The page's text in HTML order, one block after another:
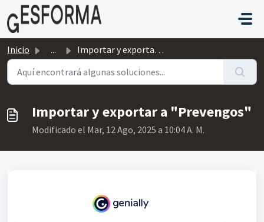
Saltar al contenido principal
Inicio ... Importar y exportar a "Prevengos"
Importar y exportar a "Prevengos"
Modificado el Mar, 12 Ago, 2025 a 10:04 A. M.